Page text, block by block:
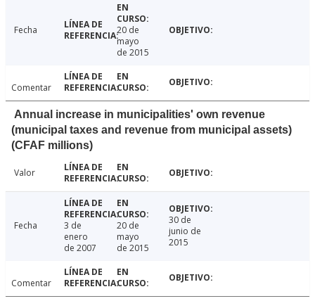
Fecha
20 de
mayo
de 2015
Comentar
Annual increase in municipalities' own revenue
(municipal taxes and revenue from municipal assets)
(CFAF millions)
Valor
Fecha
3 de
enero
de 2007
20 de
mayo
de 2015
30 de
junio de
2015
Comentar